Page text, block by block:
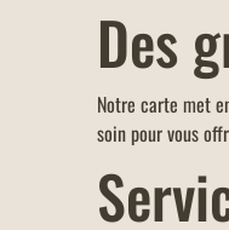
Des
Notre carte met
soin pour vous